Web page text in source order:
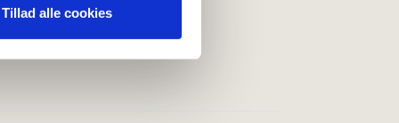
for sociale medier,
Tillad alle cookies